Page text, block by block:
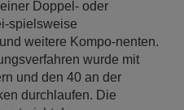
Doppel- oder
spielsweise
weitere Kompo-nenten.
wurde mit
und den 40 an der
durchlaufen. Die